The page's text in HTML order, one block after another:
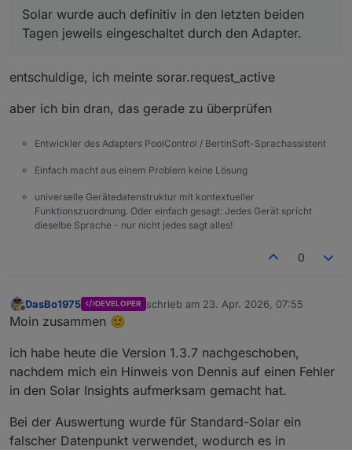
Solar wurde auch definitiv in den letzten beiden
Tagen jeweils eingeschaltet durch den Adapter.
entschuldige, ich meinte sorar.request_active
aber ich bin dran, das gerade zu überprüfen
Entwickler des Adapters PoolControl / BertinSoft-Sprachassistent
Einfach macht aus einem Problem keine Lösung
universelle Gerätedatenstruktur mit kontextueller
Funktionszuordnung. Oder einfach gesagt: Jedes Gerät spricht
dieselbe Sprache - nur nicht jedes sagt alles!
0
Offline
DasBo1975 DEVELOPER schrieb am 23. Apr. 2026, 07:55
zuletzt editiert von
Moin zusammen 🙂
ich habe heute die Version 1.3.7 nachgeschoben,
nachdem mich ein Hinweis von Dennis auf einen Fehler
in den Solar Insights aufmerksam gemacht hat.
Bei der Auswertung wurde für Standard-Solar ein
falscher Datenpunkt verwendet, wodurch es in